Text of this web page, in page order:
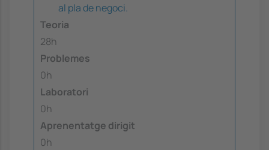
al pla de negoci.
Teoria
28h
Problemes
0h
Laboratori
0h
Aprenentatge dirigit
0h